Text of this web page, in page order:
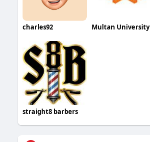
charles92 Multan University
straight8 barbers